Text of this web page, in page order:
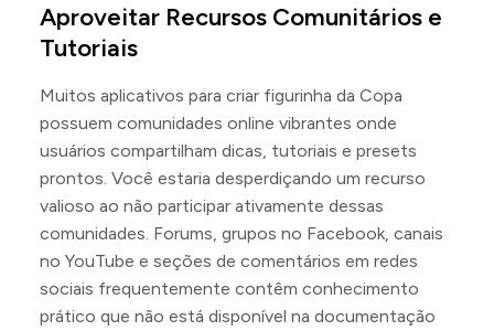
Aproveitar Recursos Comunitários e
Tutoriais
Muitos aplicativos para criar figurinha da Copa
possuem comunidades online vibrantes onde
usuários compartilham dicas, tutoriais e presets
prontos. Você estaria desperdiçando um recurso
valioso ao não participar ativamente dessas
comunidades. Forums, grupos no Facebook, canais
no YouTube e seções de comentários em redes
sociais frequentemente contêm conhecimento
prático que não está disponível na documentação